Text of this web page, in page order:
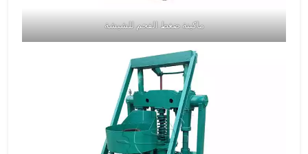
ماكينة ضغط الفحم للشيشة